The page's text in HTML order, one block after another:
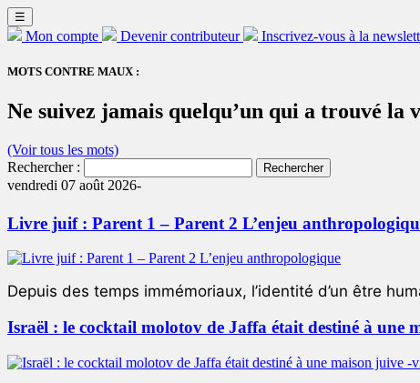
☰
Mon compte Devenir contributeur Inscrivez-vous à la
MOTS CONTRE MAUX :
Ne suivez jamais quelqu’un qui a trouvé
(Voir tous les mots)
Rechercher :
vendredi 07 août 2026-
Livre juif : Parent 1 – Parent 2 L’enjeu
Depuis des temps immémoriaux, l’identité d’un être
Israël : le cocktail molotov de Jaffa était destiné à une